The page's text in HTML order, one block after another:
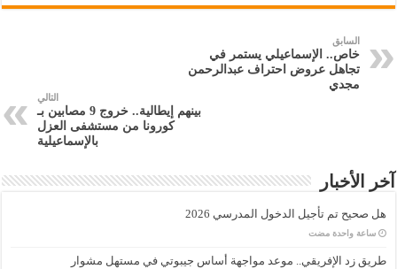
السابق
خاص.. الإسماعيلي يستمر في
تجاهل عروض احتراف عبدالرحمن
مجدي
التالي
بينهم إيطالية.. خروج 9 مصابين بـ
كورونا من مستشفى العزل
بالإسماعيلية
آخر الأخبار
هل صحيح تم تأجيل الدخول المدرسي 2026
‏ساعة واحدة مضت
طريق زد الإفريقي.. موعد مواجهة أساس جيبوتي في مستهل مشوار